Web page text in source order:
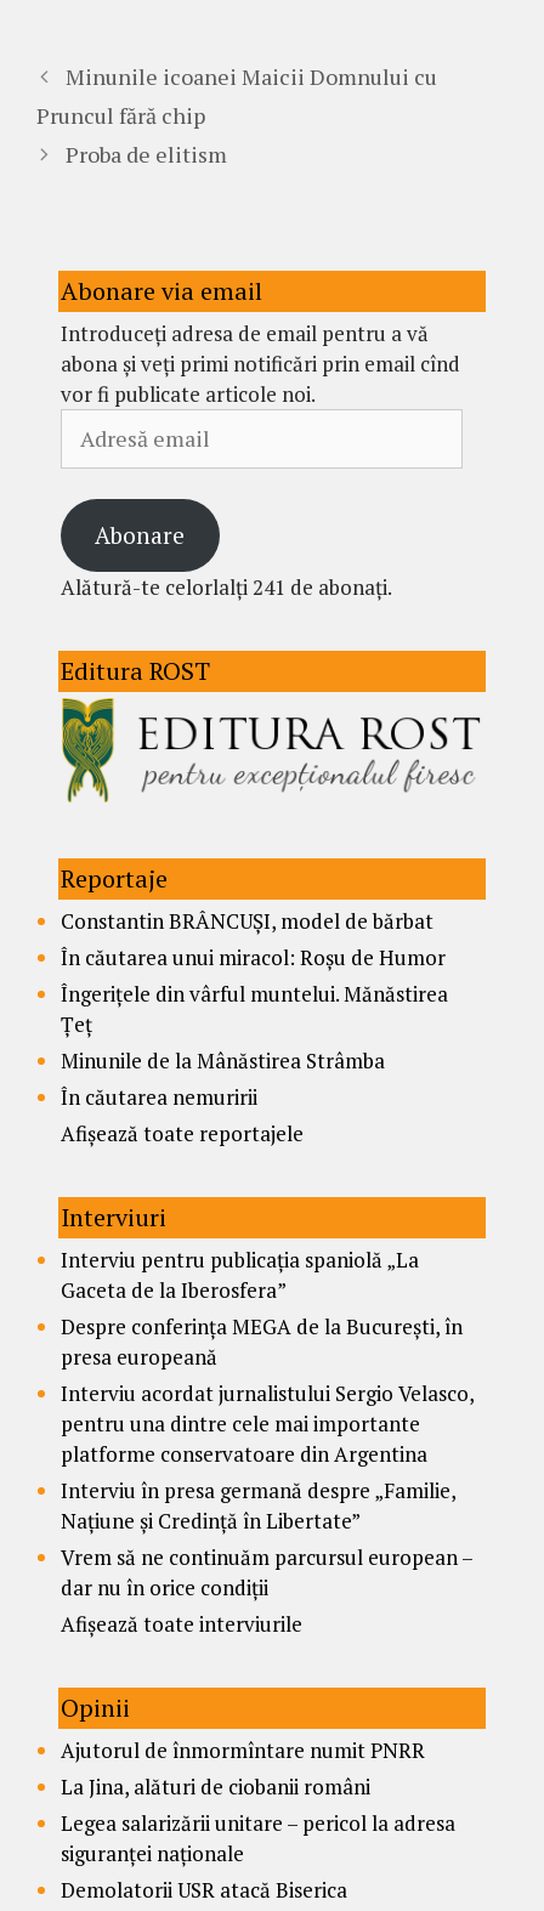
Minunile icoanei Maicii Domnului cu
Pruncul fără chip
Proba de elitism
Abonare via email
Introduceți adresa de email pentru a vă
abona și veți primi notificări prin email cînd
vor fi publicate articole noi.
email
Abonare
Alătură-te celorlalți 241 de abonați.
Editura ROST
Reportaje
Constantin BRÂNCUȘI, model de bărbat
În căutarea unui miracol: Roșu de Humor
Îngerițele din vârful muntelui. Mănăstirea
Țeț
Minunile de la Mânăstirea Strâmba
În căutarea nemuririi
Afișează toate reportajele
Interviuri
Interviu pentru publicația spaniolă „La
Gaceta de la Iberosfera”
Despre conferința MEGA de la București, în
presa europeană
Interviu acordat jurnalistului Sergio Velasco,
pentru una dintre cele mai importante
platforme conservatoare din Argentina
Interviu în presa germană despre „Familie,
Națiune și Credință în Libertate”
Vrem să ne continuăm parcursul european –
dar nu în orice condiții
Afișează toate interviurile
Opinii
Ajutorul de înmormîntare numit PNRR
La Jina, alături de ciobanii români
Legea salarizării unitare – pericol la adresa
siguranței naționale
Demolatorii USR atacă Biserica